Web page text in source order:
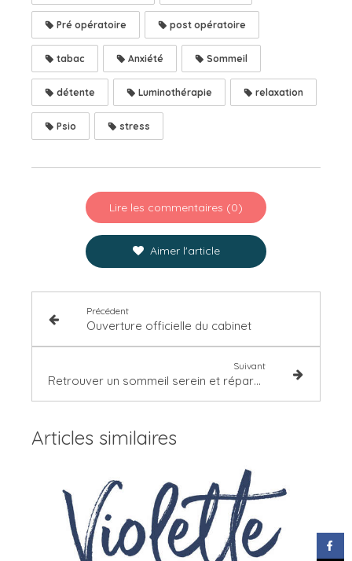
Pré opératoire post opératoire
tabac Anxiété Sommeil
détente Luminothérapie relaxation
Psio stress
Lire les commentaires (0)
Aimer l'article
Précédent
Ouverture officielle du cabinet
Suivant
Retrouver un sommeil serein et réparateur
Articles similaires